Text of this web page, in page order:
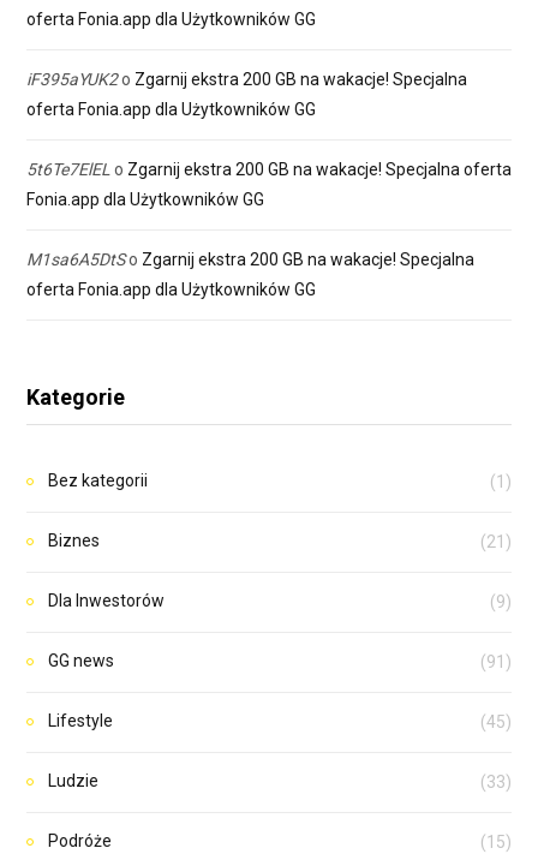
oferta Fonia.app dla Użytkowników GG
iF395aYUK2o Zgarnij ekstra 200 GB na wakacje! Specjalna
oferta Fonia.app dla Użytkowników GG
5t6Te7ElEL o Zgarnij ekstra 200 GB na wakacje! Specjalna oferta
Fonia.app dla Użytkowników GG
M1sa6A5DtSo Zgarnij ekstra 200 GB na wakacje! Specjalna
oferta Fonia.app dla Użytkowników GG
Kategorie
Bez kategorii (1)
Biznes (21)
Dla Inwestorów (9)
GG news (91)
Lifestyle (45)
Ludzie (33)
Podróże (15)